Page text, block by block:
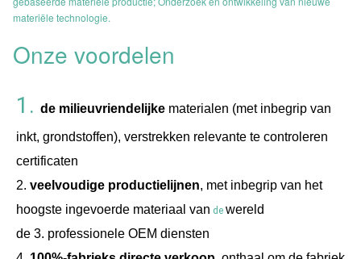
materiële technologie.
Onze voordelen
1. de milieuvriendelijke materialen (met inbegrip van
inkt, grondstoffen), verstrekken relevante te controleren
certificaten
2. veelvoudige productielijnen, met inbegrip van het
hoogste ingevoerde materiaal van de wereld
de 3. professionele OEM diensten